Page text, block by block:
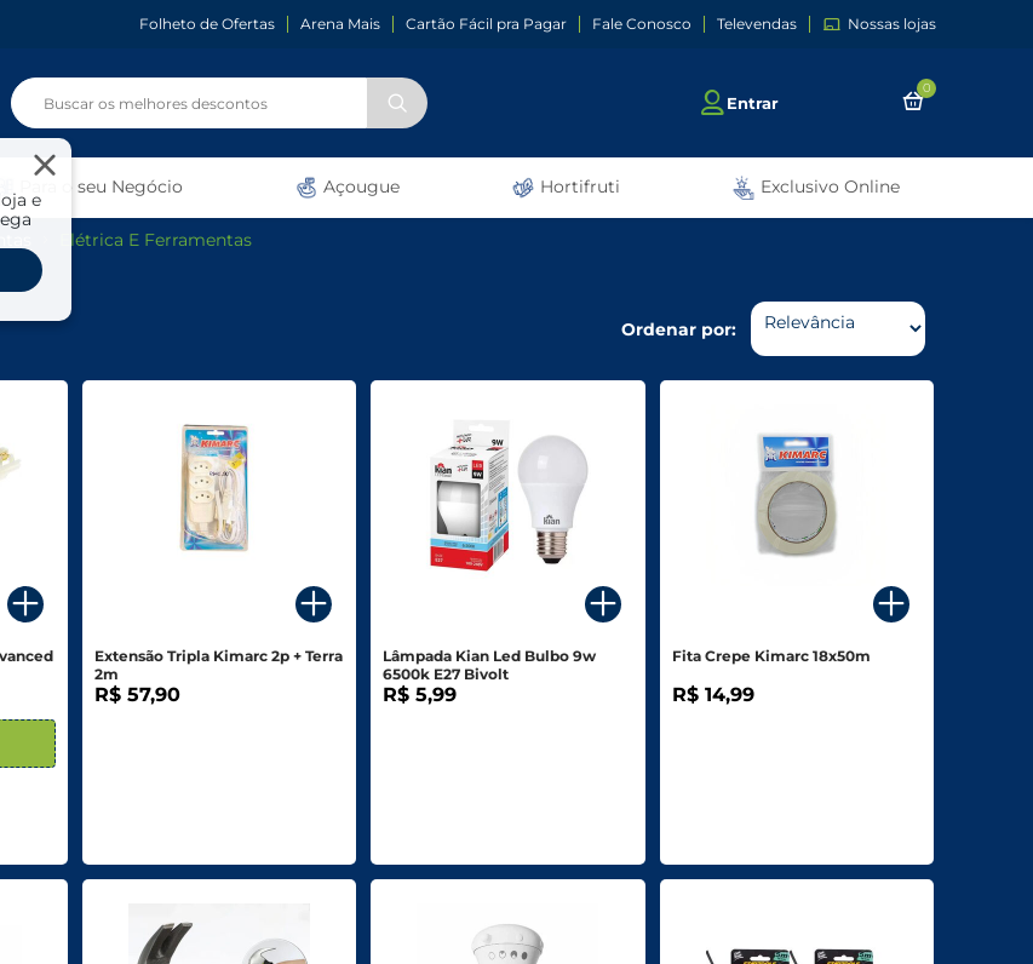
Folheto de Ofertas Arena Mais Cartão Fácil pra Pagar Fale Conosco Televendas Nossas lojas
e
Entrar
0
Para o seu Negócio Açougue Hortifruti Exclusivo Online
Elétrica E Ferramentas
Ordenar por:
Extensão Tripla Kimarc 2p + Terra
2m
R$ 57,90
Lâmpada Kian Led Bulbo 9w
6500k E27 Bivolt
R$ 5,99
Fita Crepe Kimarc 18x50m
R$ 14,99